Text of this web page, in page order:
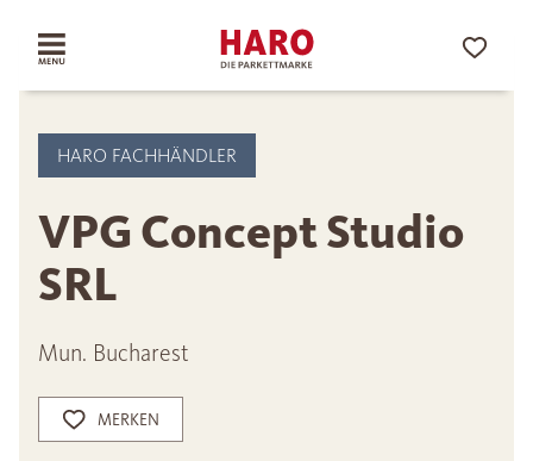
HARO FACHHÄNDLER
VPG Concept Studio
SRL
Mun. Bucharest
MERKEN